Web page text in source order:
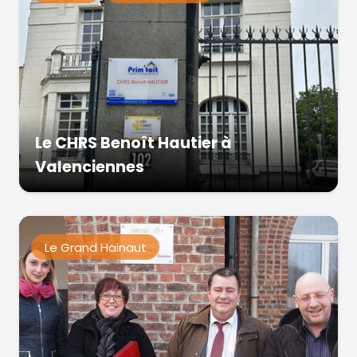
Le CHRS Benoît Hautier à
Valenciennes
Le Grand Hainaut